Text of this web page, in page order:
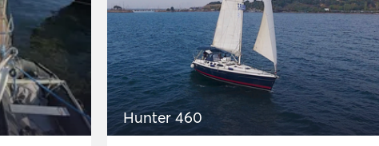
Hunter 460